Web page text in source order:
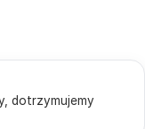
dotrzymujemy